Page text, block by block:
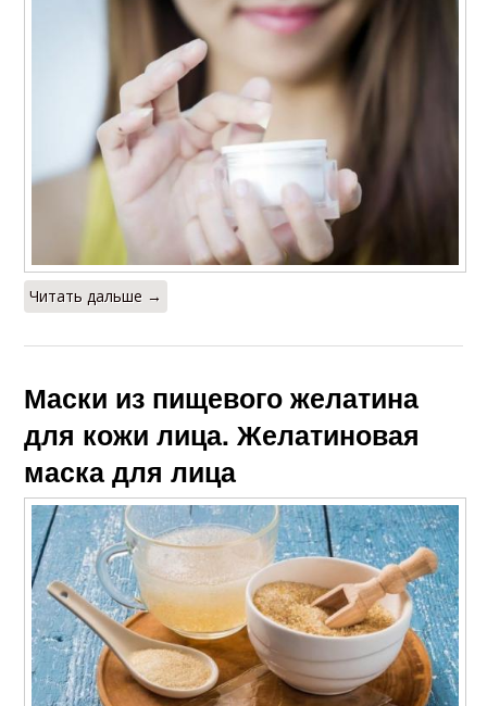
Читать дальше →
Маски из пищевого желатина
для кожи лица. Желатиновая
маска для лица